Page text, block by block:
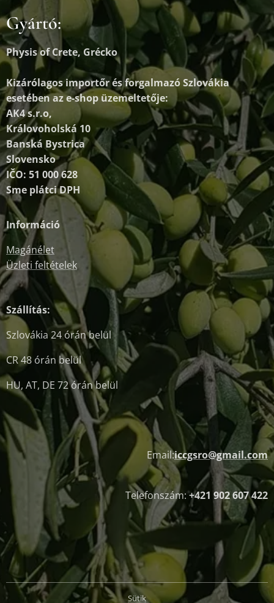
Gyártó:
Physis of Crete, Grécko
Kizárólagos importőr és forgalmazóSzlovákia
esetében az e-shop üzemeltetője:
AK4 s.r.o,
Královoholská 10
Banská Bystrica
Slovensko
IČO: 51 000 628
Sme plátci DPH
Információ
Magánélet
Üzleti feltételek
Szállítás:
Szlovákia 24 órán belül
CR 48 órán belül
HU, AT, DE 72 órán belül
Email:iccgsro@gmail.com
Telefonszám:+421 902 607 422
Sütik